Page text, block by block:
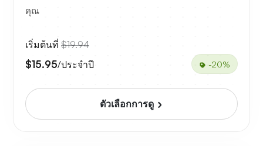
คุณ
เริ่มต้นที่ $19.94
$15.95/ประจำปี -20%
ตัวเลือกการดู